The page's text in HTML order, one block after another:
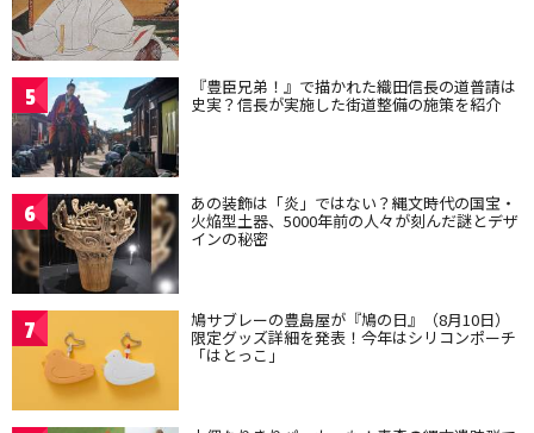
5 『豊臣兄弟！』で描かれた織田信長の道普請は
史実？信長が実施した街道整備の施策を紹介
6 あの装飾は「炎」ではない？縄文時代の国宝・
火焔型土器、5000年前の人々が刻んだ謎とデザ
インの秘密
7 鳩サブレーの豊島屋が『鳩の日』（8月10日）
限定グッズ詳細を発表！今年はシリコンポーチ
「はとっこ」